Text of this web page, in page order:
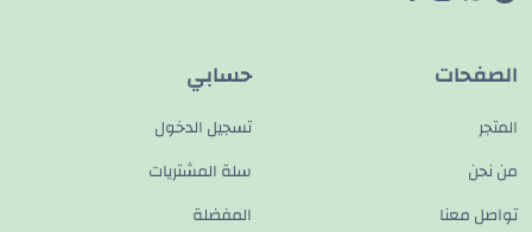
الصفحات
المتجر
من نحن
تواصل معنا
حسابي
تسجيل الدخول
سلة المشتريات
المفضلة